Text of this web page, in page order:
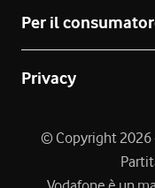
Per il
Privacy
© Copyright 2026